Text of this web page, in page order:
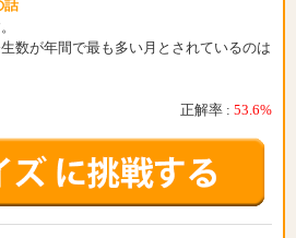
話
数が年間で最も多い月とされているのは
正解率 : 53.6%